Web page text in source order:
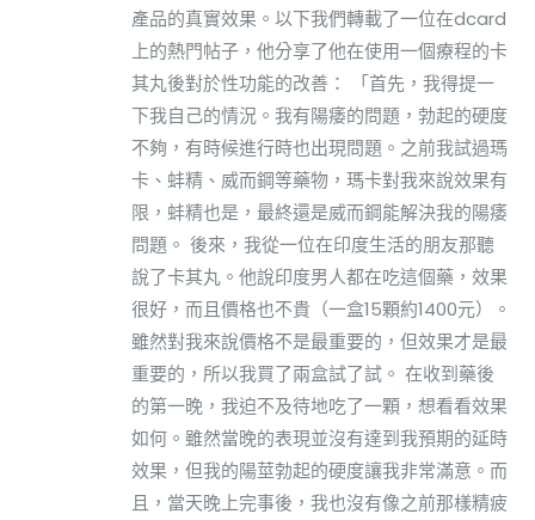
產品的真實效果。以下我們轉載了一位在dcard
上的熱門帖子，他分享了他在使用一個療程的卡
其丸後對於性功能的改善： 「首先，我得提一
下我自己的情況。我有陽痿的問題，勃起的硬度
不夠，有時候進行時也出現問題。之前我試過瑪
卡、蚌精、威而鋼等藥物，瑪卡對我來說效果有
限，蚌精也是，最終還是威而鋼能解決我的陽痿
問題。 後來，我從一位在印度生活的朋友那聽
說了卡其丸。他說印度男人都在吃這個藥，效果
很好，而且價格也不貴（一盒15顆約1400元）。
雖然對我來說價格不是最重要的，但效果才是最
重要的，所以我買了兩盒試了試。 在收到藥後
的第一晚，我迫不及待地吃了一顆，想看看效果
如何。雖然當晚的表現並沒有達到我預期的延時
效果，但我的陽莖勃起的硬度讓我非常滿意。而
且，當天晚上完事後，我也沒有像之前那樣精疲